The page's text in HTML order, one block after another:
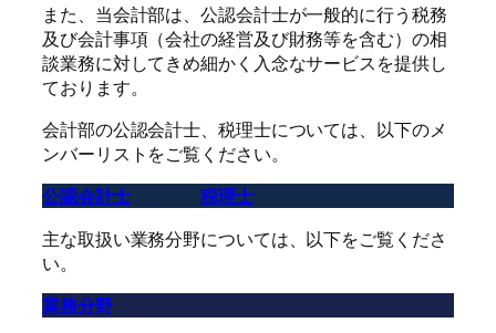
また、当会計部は、公認会計士が一般的に行う税務
及び会計事項（会社の経営及び財務等を含む）の相
談業務に対してきめ細かく入念なサービスを提供し
ております。
会計部の公認会計士、税理士については、以下のメ
ンバーリストをご覧ください。
公認会計士
税理士
主な取扱い業務分野については、以下をご覧くださ
い。
業務分野